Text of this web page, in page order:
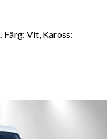
Färg: Vit, Kaross: